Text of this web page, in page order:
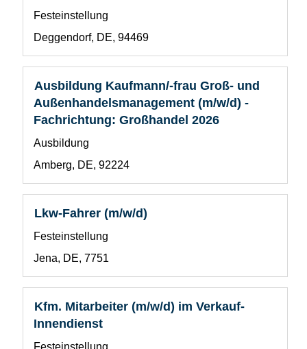
Benutzerdefiniertes
1
Festeinstellung
Standort
Deggendorf, DE, 94469
Leertaste,
um
Stelleninformationen
vollständig
Stellenbezeichnung
Ausbildung Kaufmann/-frau Groß- und
Außenhandelsmanagement (m/w/d) -
Fachrichtung: Großhandel 2026
Benutzerdefiniertes
1
Ausbildung
Standort
Amberg, DE, 92224
Drücken
Sie
die
um
die
Stelleninformationen
Stellenbezeichnung
Lkw-Fahrer (m/w/d)
Benutzerdefiniertes
1
Festeinstellung
Standort
Jena, DE, 7751
Drücken
die
Leertaste,
die
Stelleninformationen
vollständig
Stellenbezeichnung
Kfm. Mitarbeiter (m/w/d) im Verkauf-
Innendienst
Benutzerdefiniertes
Festeinstellung
Drücken
Sie